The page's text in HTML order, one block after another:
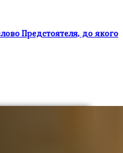
Предстоятеля, до якого